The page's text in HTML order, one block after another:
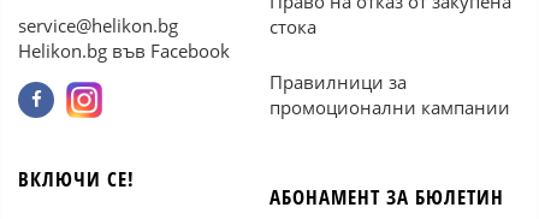
service@helikon.bg
Helikon.bg във Facebook
стока
Правилници за
промоционални кампании
ВКЛЮЧИ СЕ!
АБОНАМЕНТ ЗА БЮЛЕТИН